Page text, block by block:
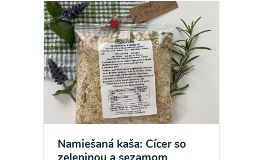
Namiešaná kaša: Cícer so